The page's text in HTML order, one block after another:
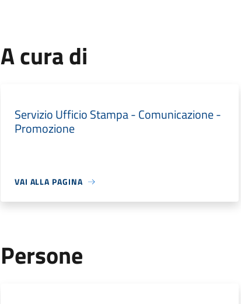
A cura di
Servizio Ufficio Stampa - Comunicazione -
Promozione
VAI ALLA PAGINA
Persone